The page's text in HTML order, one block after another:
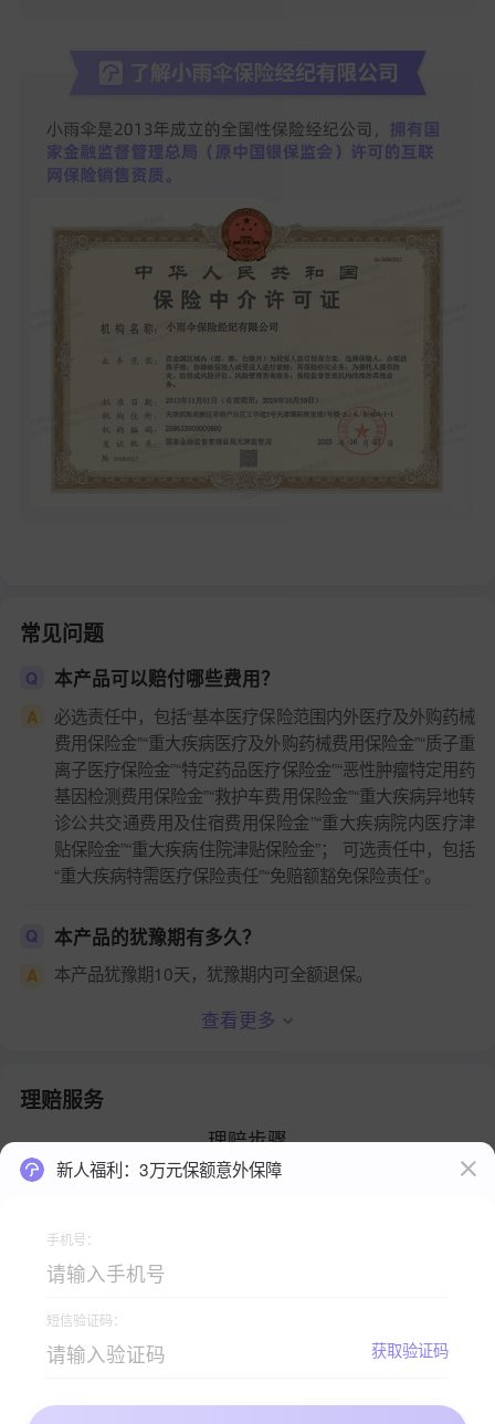
常见问题
Q 本产品可以赔付哪些费用？
A
必选责任中，包括“基本医疗保险范围内外医疗及外购药械
费用保险金”“重大疾病医疗及外购药械费用保险金”“质子重
离子医疗保险金”“特定药品医疗保险金”“恶性肿瘤特定用药
基因检测费用保险金”“救护车费用保险金”“重大疾病异地转
诊公共交通费用及住宿费用保险金”“重大疾病院内医疗津
贴保险金”“重大疾病住院津贴保险金”； 可选责任中，包括
“重大疾病特需医疗保险责任”“免赔额豁免保险责任”。
Q 本产品的犹豫期有多久？
A 本产品犹豫期10天，犹豫期内可全额退保。
查看更多
理赔服务
理赔步骤
新人福利：3万元保额意外保障
手机号：
短信验证码：
获取验证码